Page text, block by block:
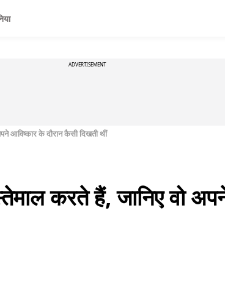
ADVERTISEMENT
आविष्कार के दौरान कैसी दिखती थीं
करते हैं, जानिए वो